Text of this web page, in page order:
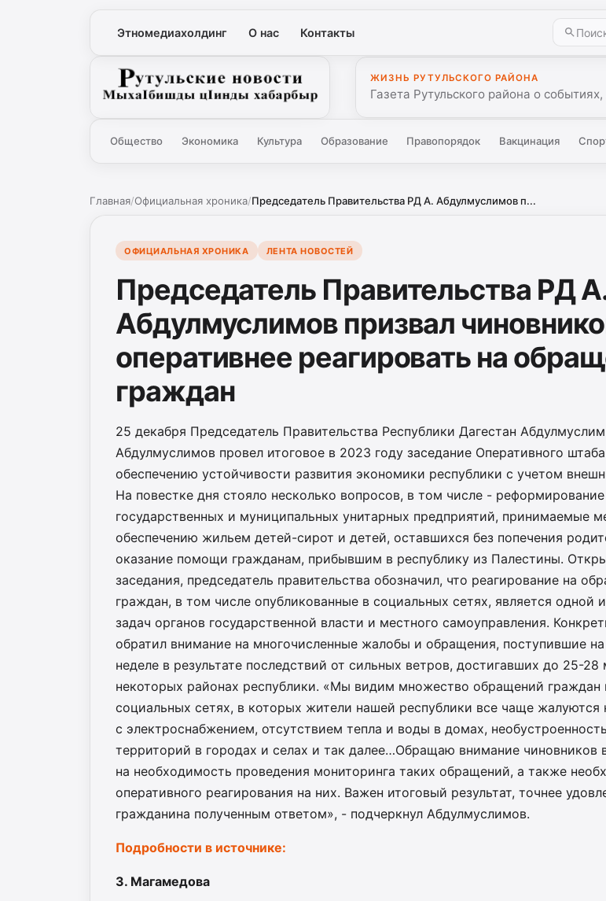
Этномедиахолдинг О нас Контакты
Рутульские новости
ЖИЗНЬ РУТУЛЬСКОГО РАЙОНА
Газета Рутульского района о
Общество Экономика Культура Образование Правопорядок Вакцинация
Главная/Официальная хроника/Председатель Правительства РД А. Абдулмуслимов п...
ОФИЦИАЛЬНАЯ ХРОНИКА ЛЕНТА НОВОСТЕЙ
Председатель Правительства РД
Абдулмуслимов призвал
оперативнее реагировать на
граждан
25 декабря Председатель Правительства Республики Дагестан Абдулмуслим
Абдулмуслимов провел итоговое в 2023 году заседание Оперативного
обеспечению устойчивости развития экономики республики с учетом
На повестке дня стояло несколько вопросов, в том числе - реформирование
государственных и муниципальных унитарных предприятий, принимаемые
обеспечению жильем детей-сирот и детей, оставшихся без попечения
оказание помощи гражданам, прибывшим в республику из Палестины.
заседания, председатель правительства обозначил, что реагирование на
граждан, в том числе опубликованные в социальных сетях, является одной
задач органов государственной власти и местного самоуправления.
обратил внимание на многочисленные жалобы и обращения, поступившие
неделе в результате последствий от сильных ветров, достигавших до 25-28
некоторых районах республики. «Мы видим множество обращений граждан
социальных сетях, в которых жители нашей республики все чаще жалуются
с электроснабжением, отсутствием тепла и воды в домах,
территорий в городах и селах и так далее…Обращаю внимание чиновников
на необходимость проведения мониторинга таких обращений, а также
оперативного реагирования на них. Важен итоговый результат, точнее
гражданина полученным ответом», - подчеркнул Абдулмуслимов.
Подробности в источнике:
З. Магамедова